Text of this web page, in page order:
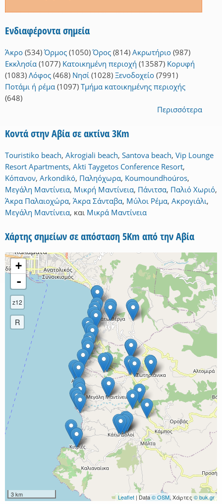
Ενδιαφέροντα σημεία
Άκρο (534) Όρμος (1050) Όρος (814) Ακρωτήριο (987)
Εκκλησία (1077) Κατοικημένη περιοχή (13587) Κορυφή
(1083) Λόφος (468) Νησί (1028) Ξενοδοχείο (7991)
Ποτάμι ή ρέμα (1097) Τμήμα κατοικημένης περιοχής
(648)
Περισσότερα
Κοντά στην Αβία σε ακτίνα 3Km
Touristiko beach, Akrogiali beach, Santova beach, Vip Lounge
Resort Apartments, Akti Taygetos Conference Resort,
Κόπανον, Arkondikó, Παληόχωρα, Koumoundhoúros,
Μεγάλη Μαντίνεια, Μικρή Μαντίνεια, Πάνιτσα, Παλιό Χωριό,
Άκρα Παλαιοχώρα, Άκρα Σάνταβα, Μύλοι Ρέμα, Ακρογιάλι,
Μεγάλη Μαντίνεια, και Μικρά Μαντίνεια
Χάρτης σημείων σε απόσταση 5Km από την Αβία
+
-
z12
R
3 km Leaflet | Data© OSM, Χάρτες© buk.gr